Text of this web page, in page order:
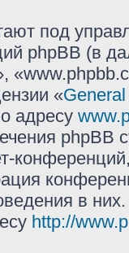
под
phpBB (в
«
адресу
phpBB
в
http://